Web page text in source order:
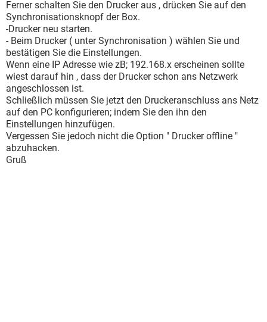
Ferner schalten Sie den Drucker aus , drücken Sie auf den
Synchronisationsknopf der Box.
-Drucker neu starten.
- Beim Drucker ( unter Synchronisation ) wählen Sie und
bestätigen Sie die Einstellungen.
Wenn eine IP Adresse wie zB; 192.168.x erscheinen sollte
wiest darauf hin , dass der Drucker schon ans Netzwerk
angeschlossen ist.
Schließlich müssen Sie jetzt den Druckeranschluss ans Netz
auf den PC konfigurieren; indem Sie den ihn den
Einstellungen hinzufügen.
Vergessen Sie jedoch nicht die Option " Drucker offline "
abzuhacken.
Gruß